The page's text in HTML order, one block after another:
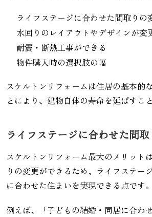
ライフステージに合わせた間取りの
水回りのレイアウトやデザインが変
耐震・断熱工事ができる
物件購入時の選択肢の幅
スケルトンリフォームは住居の基本的
とにより、建物自体の寿命を延ばすこ
ライフステージに合わせた間
スケルトンリフォーム最大のメリット
りの変更ができるため、ライフステー
に合わせた住まいを実現できる点です。
例えば、「子どもの結婚・同居に合わ